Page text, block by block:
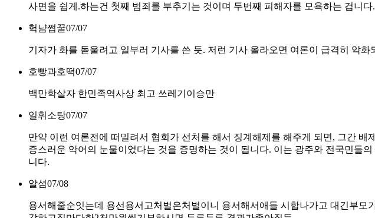
사면을 쉽게.하는건 첫째 범죄를 부추기는 것이며 두번째 피해자를 모욕하는 겁니
헉냠쩝꿀07/07
기자가 화를 돋울려고 일부러 기사를 쓴 듯. 저런 기사 올라오면 여론이 급격히 악화
호빵과호떡07/07
백만학살자 한민족역사상 최고 쓰레기이승만
일휘소탕07/07
만약 이런 여론전에 떠밀려서 협회가 선처를 해서 징계해제를 해주게 되면, 그간
증스러운 악어의 눈물이었다는 것을 증명하는 것이 됩니다. 이는 광주와 전국민들
니다.
알섬07/08
용서해줄순잇는데 용선용서고처벌은처벌이니 용서해서애들 시합나가고 대긴부